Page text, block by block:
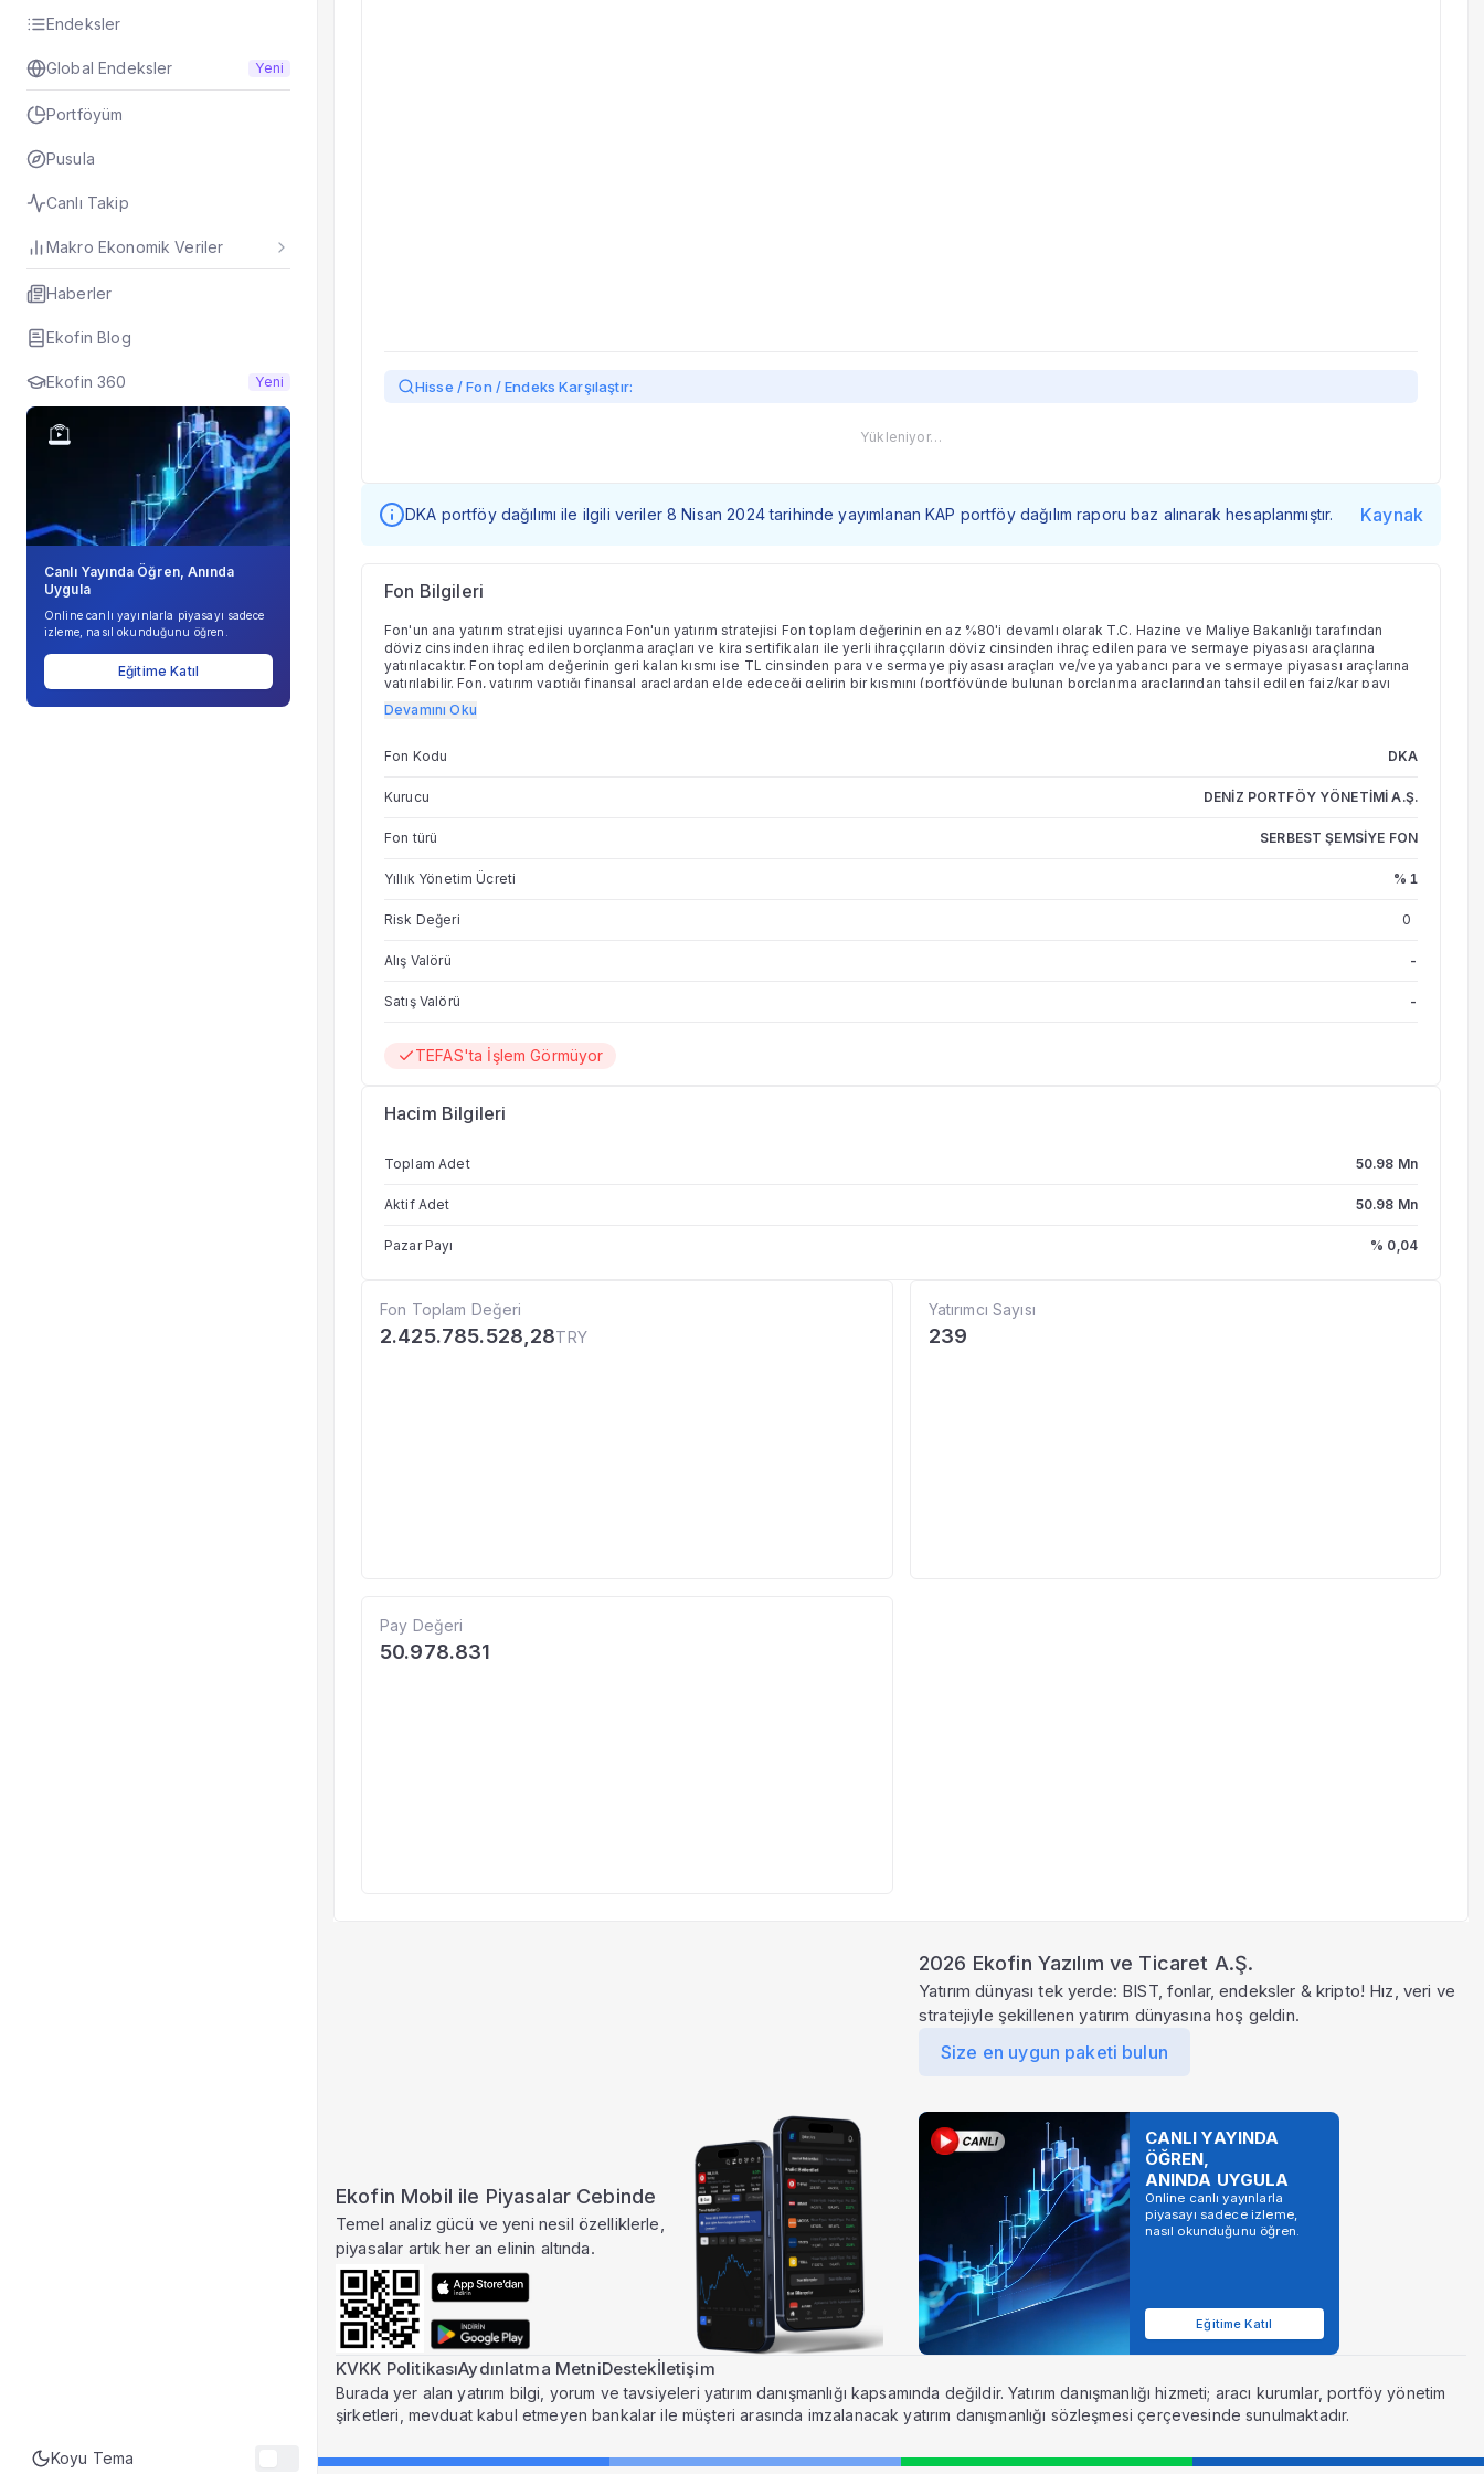
Endeksler
Global Endeksler Yeni
Portföyüm
Pusula
Canlı Takip
Makro Ekonomik Veriler
Haberler
Ekofin Blog
Ekofin 360 Yeni
Canlı Yayında Öğren, Anında
Uygula
Online canlı yayınlarla piyasayı sadece
izleme, nasıl okunduğunu öğren.
Eğitime Katıl
Koyu Tema
Hisse / Fon / Endeks Karşılaştır:
Yükleniyor…
DKA portföy dağılımı ile ilgili veriler 8 Nisan 2024 tarihinde yayımlanan KAP portföy dağılım raporu baz alınarak hesaplanmıştır. Kaynak
Fon Bilgileri
Fon'un ana yatırım stratejisi uyarınca Fon'un yatırım stratejisi Fon toplam değerinin en az %80'i devamlı olarak T.C. Hazine ve Maliye Bakanlığı tarafından
döviz cinsinden ihraç edilen borçlanma araçları ve kira sertifikaları ile yerli ihraççıların döviz cinsinden ihraç edilen para ve sermaye piyasası araçlarına
yatırılacaktır. Fon toplam değerinin geri kalan kısmı ise TL cinsinden para ve sermaye piyasası araçları ve/veya yabancı para ve sermaye piyasası araçlarına
yatırılabilir. Fon, yatırım yaptığı finansal araçlardan elde edeceği gelirin bir kısmını (portföyünde bulunan borçlanma araçlarından tahsil edilen faiz/kar payı
(kupon) bedelleri dikkate alınarak) yatırımcılarına her ayın ilk iş günü ödemeyi ve bu suretle yatırımcıları için belli bir nakit akışı sağlamayı hedeflemektedir.
Dönemsel olarak her ayın ilk iş günü kar payı dağıtılacak olup, dağıtılacak kar payı miktarına kurucu tarafından karar verilecektir. Bu tutarın ödemesi ile Fon'un
günü olmaması veya Fon portföyündeki varlıklardan tahsil edilecek tahakkuk etmiş faiz/kar payı (kupon) bedellerinin İstanbul Takas ve Saklama Bankası A.Ş.
payları oranında ödenir. Ödenen kar payı bedelleri sonrası fon birim pay fiyatı, bu kar paylarının yarattığı etki kadar düşürülür. Söz konusu finansal araçların
anapara ve/veya bu araçlardan elde edilen faiz/kar payı (kupon) bedelleri, ilgili finansal araçların temerrüde düşmesi durumunda tahsil edilmeyeceği için,
Devamını Oku
Fon Kodu DKA
Kurucu DENİZ PORTFÖY YÖNETİMİ A.Ş.
Fon türü SERBEST ŞEMSİYE FON
Yıllık Yönetim Ücreti % 1
Risk Değeri 0
Alış Valörü -
Satış Valörü -
TEFAS'ta İşlem Görmüyor
Hacim Bilgileri
Toplam Adet 50.98 Mn
Aktif Adet 50.98 Mn
Pazar Payı % 0,04
Fon Toplam Değeri
2.425.785.528,28TRY
Yatırımcı Sayısı
239
Pay Değeri
50.978.831
Ekofin Mobil ile Piyasalar Cebinde
Temel analiz gücü ve yeni nesil özelliklerle,
piyasalar artık her an elinin altında.
2026 Ekofin Yazılım ve Ticaret A.Ş.
Yatırım dünyası tek yerde: BIST, fonlar, endeksler & kripto! Hız, veri ve
stratejiyle şekillenen yatırım dünyasına hoş geldin.
Size en uygun paketi bulun
CANLI YAYINDA
ÖĞREN,
ANINDA UYGULA
Online canlı yayınlarla
piyasayı sadece izleme,
nasıl okunduğunu öğren.
Eğitime Katıl
KVKK PolitikasıAydınlatma MetniDestekİletişim
Burada yer alan yatırım bilgi, yorum ve tavsiyeleri yatırım danışmanlığı kapsamında değildir. Yatırım danışmanlığı hizmeti; aracı kurumlar, portföy yönetim
şirketleri, mevduat kabul etmeyen bankalar ile müşteri arasında imzalanacak yatırım danışmanlığı sözleşmesi çerçevesinde sunulmaktadır.